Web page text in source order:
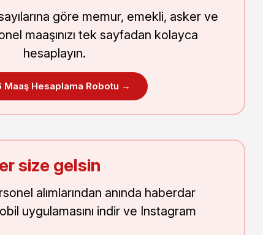
göre memur, emekli, asker ve
maaşınızı tek sayfadan kolayca
hesaplayın.
Maaş Hesaplama Robotu →
size gelsin
alımlarından anında haberdar
uygulamasını indir ve Instagram